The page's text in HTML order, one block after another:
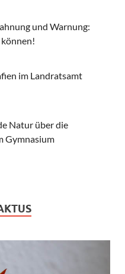
und Warnung:
im Landratsamt
Natur über die
Gymnasium